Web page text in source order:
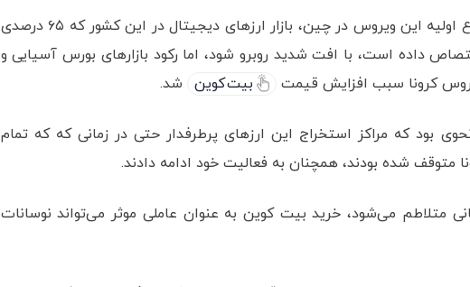
پیش از این پیش‌بینی می‌شد به سبب شیوع اولیه این ویروس در چین، بازار ارزهای دیجیتال در این کشور که ۶۵ درصدی
داده است، با افت شدید روبرو شود، اما رکود بازارهای بورس آسیایی و
کرونا سبب افزایش قیمت
بیت کوین شد.
نحوی بود که مراکز استخراج این ارزهای پرطرفدار حتی در زمانی که که تمام
شده بودند، همچنان به فعالیت خود ادامه دادند.
متلاطم می‌شود، خرید بیت کوین به عنوان عاملی موثر می‌تواند نوسانات